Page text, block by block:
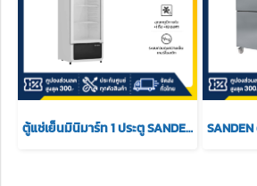
ตู้แช่เย็นมินิมาร์ท 1 ประตู SANDEN รุ่น SPC-0390/W ขนาด 13.4 Q สีขาว